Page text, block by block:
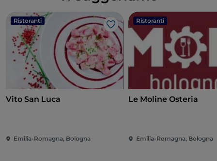
Ristoranti
Like
Vito San Luca
Emilia-Romagna, Bologna
Ristoranti
Le Moline Osteria
Emilia-Romagna, Bologna